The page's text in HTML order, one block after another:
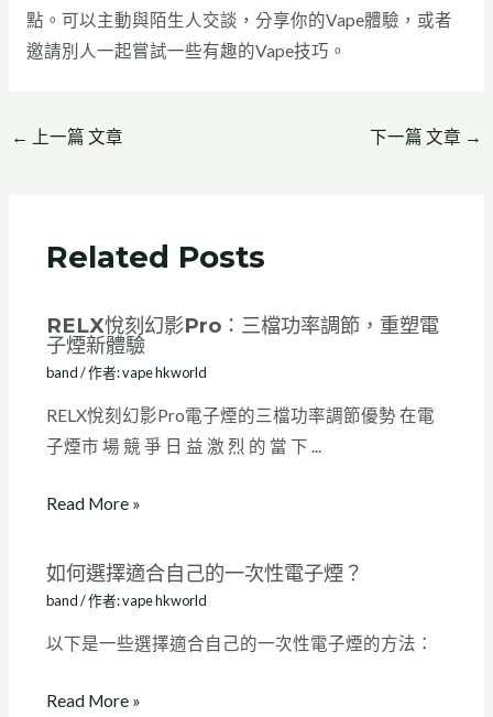
點。可以主動與陌生人交談，分享你的Vape體驗，或者
邀請別人一起嘗試一些有趣的Vape技巧。
← 上一篇 文章 下一篇 文章 →
Related Posts
RELX悅刻幻影Pro：三檔功率調節，重塑電
子煙新體驗
band/ 作者:vape hkworld
RELX悅刻幻影Pro電子煙的三檔功率調節優勢 在電
子煙市 場 競 爭 日 益 激 烈 的 當 下 ...
Read More »
如何選擇適合自己的一次性電子煙？
band/ 作者:vape hkworld
以下是一些選擇適合自己的一次性電子煙的方法：
Read More »